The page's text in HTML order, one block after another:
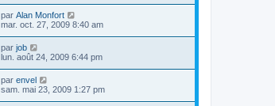
par Alan Monfort
mar. oct. 27, 2009 8:40 am
par job
lun. août 24, 2009 6:44 pm
par envel
sam. mai 23, 2009 1:27 pm